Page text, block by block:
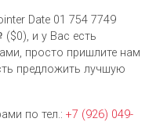
Date 01 754 7749
($0), и у Вас есть
просто пришлите нам
предложить лучшую
по тел.: +7 (926) 049-